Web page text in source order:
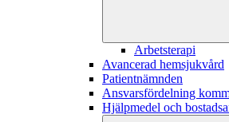
Arbetsterapi
Avancerad hemsjukvård
Patientnämnden
Ansvarsfördelning
Hjälpmedel och